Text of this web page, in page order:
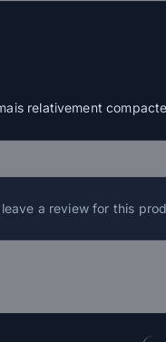
relativement
a review for this